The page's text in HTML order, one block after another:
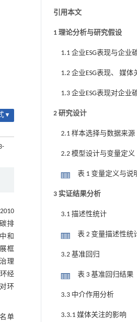
▾
排
和
框
理
经
环
单
引用本文
1 理论分析与研究假设
1.1 企业ESG表现与企业
1.2 企业ESG表现、 媒体
1.3 企业ESG表现对企业
质性分析
2 研究设计
2.1 样本选择与数据来源
2.2 模型设计与变量定义
表 1 变量定义与说
3 实证结果分析
3.1 描述性统计
表 2 变量描述性统
3.2 基准回归
表 3 基准回归结果
3.3 中介作用分析
3.3.1 媒体关注的影响